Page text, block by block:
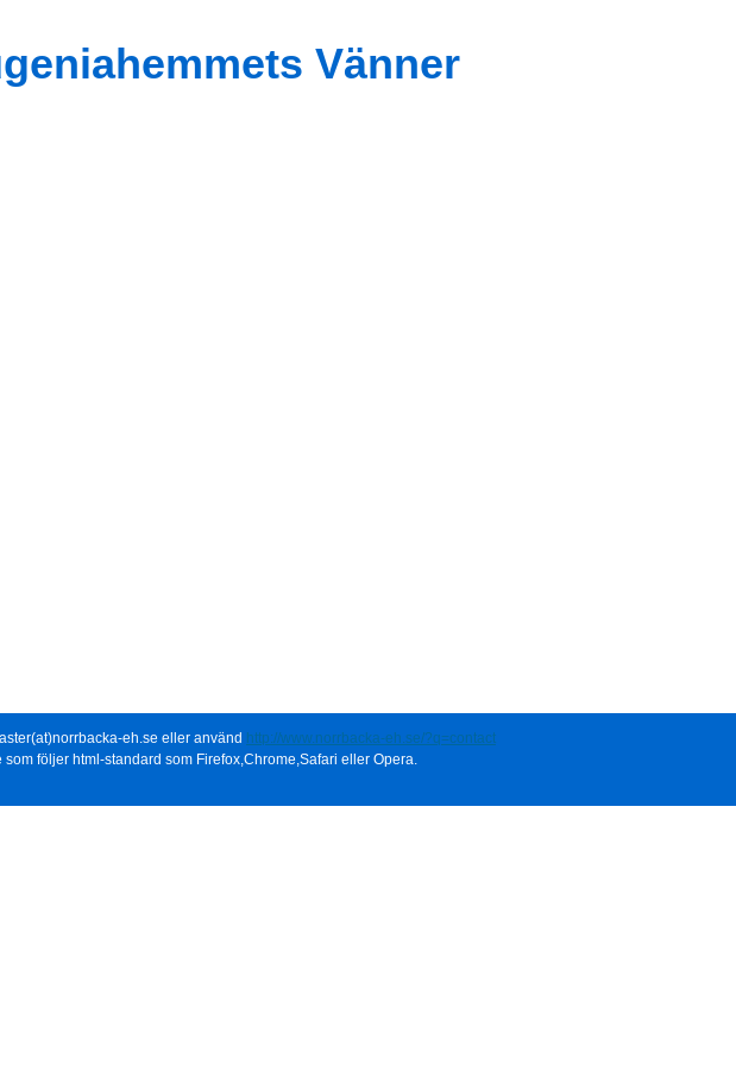
Vänner
eh.se eller använd http://www.norrbacka-eh.se/?q=contact
följer html-standard som Firefox,Chrome,Safari eller Opera.